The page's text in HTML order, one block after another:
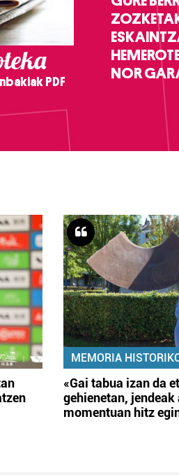
PDF
NOR
MEMORIA
«Gai tabua izan da
gehienetan, jendeak
momentuan hitz